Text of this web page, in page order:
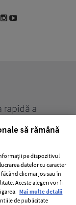
rapidă a
să rămână
pe dispozitivul
datelor cu caracter
clic mai jos sau în
Aceste alegeri vor fi
Mai multe detalii
de publicitate